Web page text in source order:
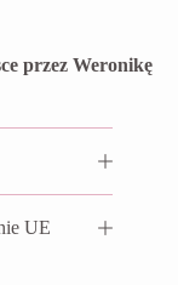
przez Weronikę
UE